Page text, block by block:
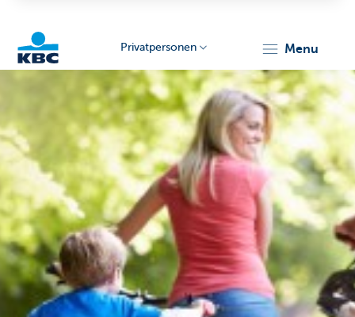
Particulieren
Privatpersonen menu